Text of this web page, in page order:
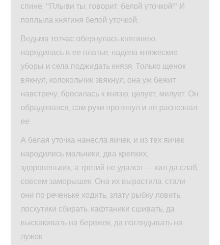
спине. "Плыви ты, говорит, белой уточкой!" И
поплыла княгиня белой уточкой.
Ведьма тотчас обернулась княгинею,
нарядилась в ее платье, надела княжеские
уборы и села поджидать князя. Только щенок
вякнул, колокольчик звякнул, она уж бежит
навстречу, бросилась к князю, целует, милует. Он
обрадовался, сам руки протянул и не распознал
ее.
А белая уточка нанесла яичек, и из тех яичек
народились мальчики, два крепких,
здоровеньких, а третий не удался — хил да слаб,
совсем заморышек. Она их вырастила, стали
они по реченьке ходить, злату рыбку ловить,
лоскутики сбирать, кафтаники сшивать, да
выскакивать на бережок, да поглядывать на
лужок.